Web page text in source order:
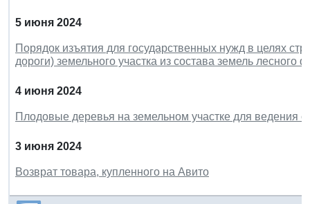
5 июня 2024
Порядок изъятия для государственных нужд в целях
дороги) земельного участка из состава земель лесного
4 июня 2024
Плодовые деревья на земельном участке для ведения
3 июня 2024
Возврат товара, купленного на Авито